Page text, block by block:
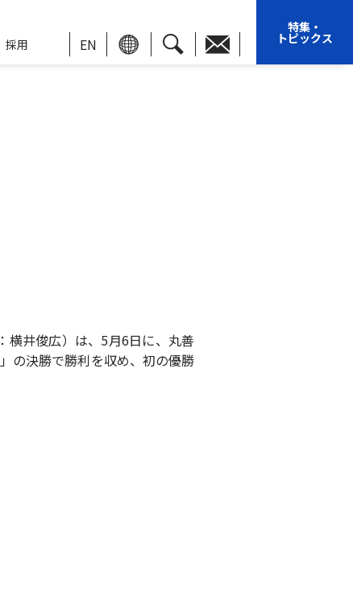
採用 EN
特集・
トピックス
横井俊広）は、5月6日に、丸善
の決勝で勝利を収め、初の優勝